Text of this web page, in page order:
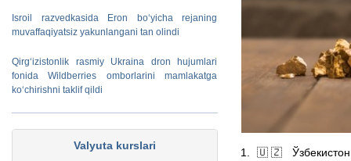
Isroil razvedkasida Eron bo‘yicha rejaning
muvaffaqiyatsiz yakunlangani tan olindi
Qirg‘izistonlik rasmiy Ukraina dron hujumlari
fonida Wildberries omborlarini mamlakatga
ko‘chirishni taklif qildi
Valyuta kurslari
1. 🇺🇿 Ўзбекистон